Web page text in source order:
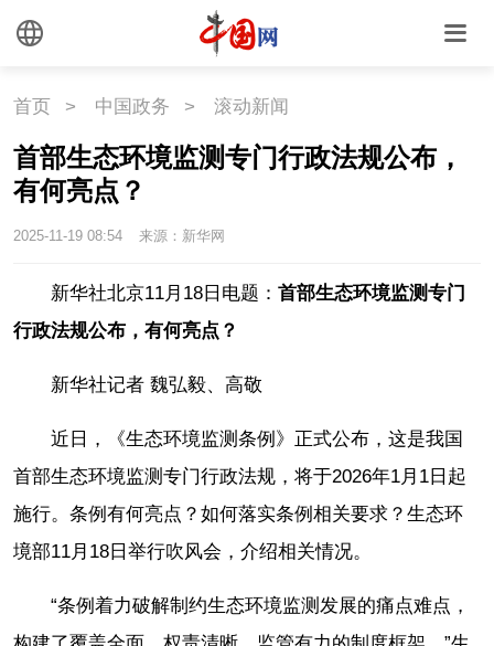
首页 > 中国政务 > 滚动新闻
首部生态环境监测专门行政法规公布，
有何亮点？
2025-11-19 08:54 来源：新华网
新华社北京11月18日电题： 首部生态环境监测专门
行政法规公布，有何亮点？
新华社记者 魏弘毅、高敬
近日，《生态环境监测条例》正式公布，这是我国
首部生态环境监测专门行政法规，将于2026年1月1日起
施行。条例有何亮点？如何落实条例相关要求？生态环
境部11月18日举行吹风会，介绍相关情况。
“条例着力破解制约生态环境监测发展的痛点难点，